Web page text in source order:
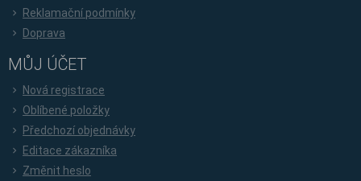
Reklamační podmínky
Doprava
MŮJ ÚČET
Nová registrace
Oblíbené položky
Předchozí objednávky
Editace zákazníka
Změnit heslo